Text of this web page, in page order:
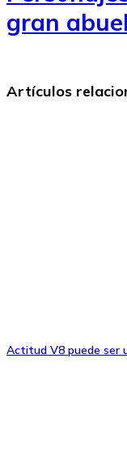
gran
Artículos
Actitud V8 puede ser